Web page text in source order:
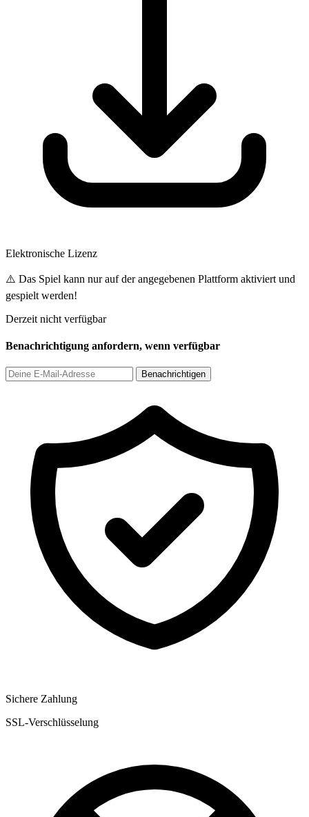
Elektronische Lizenz
⚠️ Das Spiel kann nur auf der angegebenen Plattform aktiviert und
gespielt werden!
Derzeit nicht verfügbar
Benachrichtigung anfordern, wenn verfügbar
Benachrichtigen
Sichere Zahlung
SSL-Verschlüsselung